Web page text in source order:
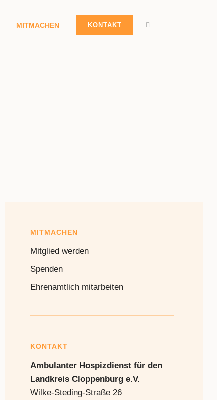
KONTAKT
MITMACHEN
MITMACHEN
Mitglied werden
Spenden
Ehrenamtlich mitarbeiten
KONTAKT
Ambulanter Hospizdienst für den
Landkreis Cloppenburg e.V.
Wilke-Steding-Straße 26